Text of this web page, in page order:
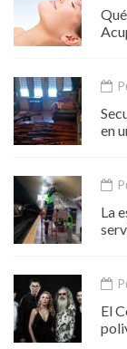
en
La
El